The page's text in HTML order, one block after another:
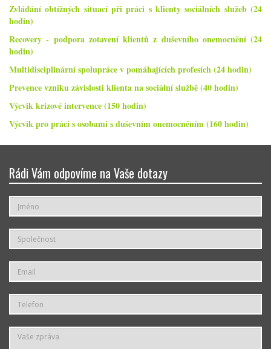
Zvládání obtížných situací při práci s klienty sociálních služeb (24
hodin)
Recovery - podpora zotavení klientů z duševního onemocnění (24
hodin)
Multidisciplinární spolupráce v pomáhajících profesích (24 hodin)
Prevence vzniku závislosti klienta na sociální službě (40 hodin)
Výcvik krizové intervence (150 hodin)
Výcvik pro práci s osobami s duševním onemocněním (160 hodin)
Rádi Vám odpovíme na Vaše dotazy